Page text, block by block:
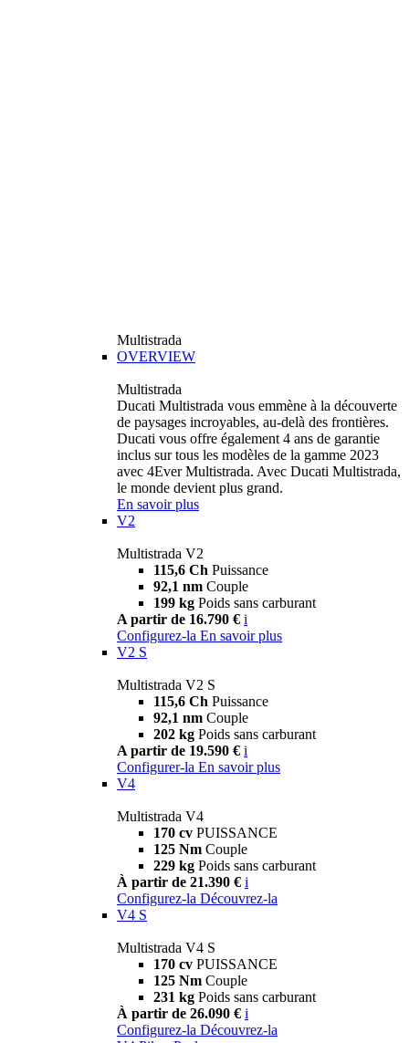
Multistrada
OVERVIEW
Multistrada
Ducati Multistrada vous emmène à la découverte
de paysages incroyables, au-delà des frontières.
Ducati vous offre également 4 ans de garantie
inclus sur tous les modèles de la gamme 2023
avec 4Ever Multistrada. Avec Ducati Multistrada,
le monde devient plus grand.
En savoir plus
V2
Multistrada V2
115,6 Ch Puissance
92,1 nm Couple
199 kg Poids sans carburant
A partir de 16.790 € i
Configurez-la En savoir plus
V2 S
Multistrada V2 S
115,6 Ch Puissance
92,1 nm Couple
202 kg Poids sans carburant
A partir de 19.590 € i
Configurer-la En savoir plus
V4
Multistrada V4
170 cv PUISSANCE
125 Nm Couple
229 kg Poids sans carburant
À partir de 21.390 € i
Configurez-la Découvrez-la
V4 S
Multistrada V4 S
170 cv PUISSANCE
125 Nm Couple
231 kg Poids sans carburant
À partir de 26.090 € i
Configurez-la Découvrez-la